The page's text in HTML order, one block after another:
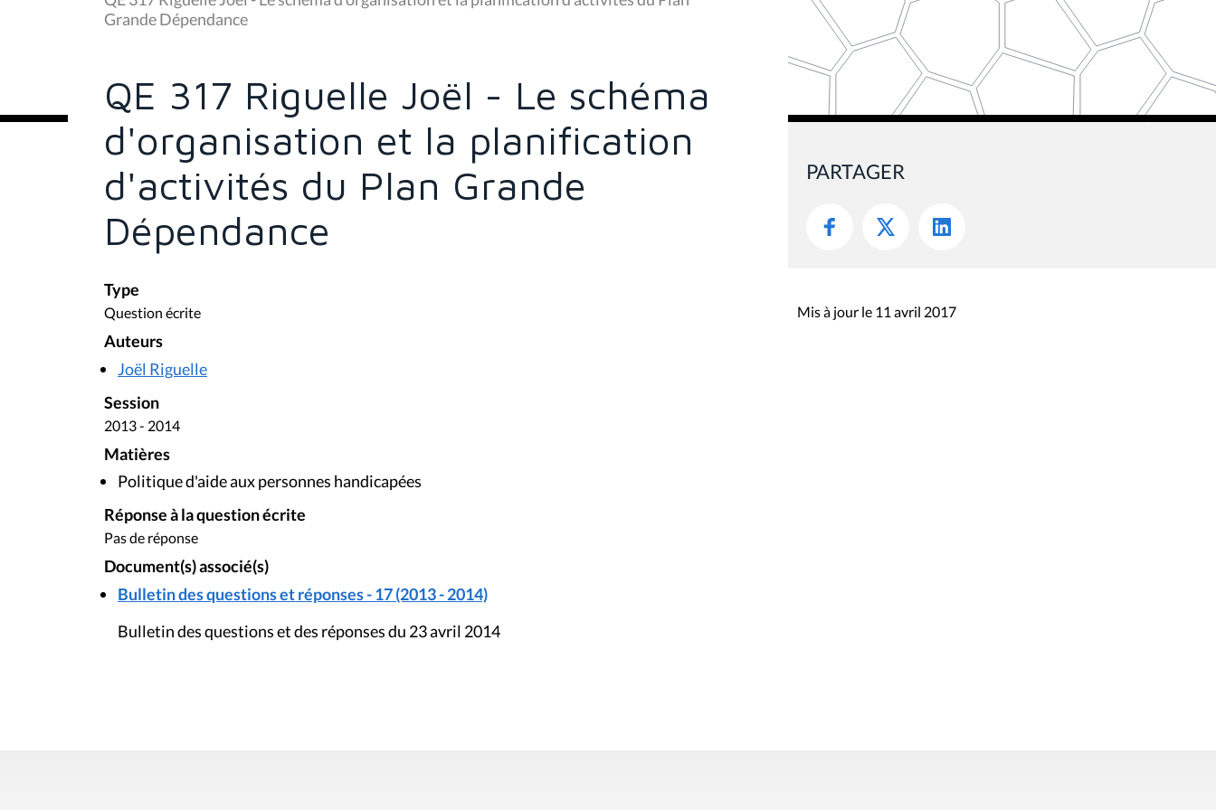
s
ê
c
:
Grande Dépendance
QE 317 Riguelle Joël - Le schéma
d'organisation et la planification
d'activités du Plan Grande
Dépendance
Type
Question écrite
Auteurs
Joël Riguelle
Session
2013 - 2014
Matières
Politique d'aide aux personnes handicapées
Réponse à la question écrite
Pas de réponse
Document(s) associé(s)
Bulletin des questions et réponses - 17 (2013 - 2014)
Bulletin des questions et des réponses du 23 avril 2014
PARTAGER
Mis à jour le 11 avril 2017